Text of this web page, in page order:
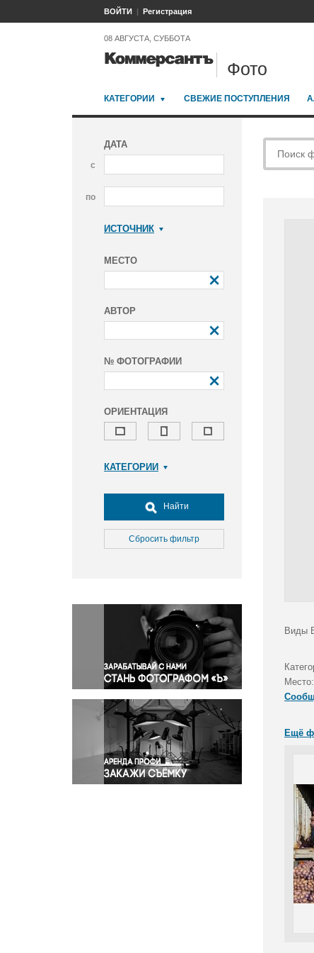
ВОЙТИ Регистрация
08 АВГУСТА, СУББОТА
Фото
КАТЕГОРИИ СВЕЖИЕ ПОСТУПЛЕНИЯ
ДАТА
с
по
ИСТОЧНИК
МЕСТО
АВТОР
№ ФОТОГРАФИИ
ОРИЕНТАЦИЯ
КАТЕГОРИИ
Досуг, туризм и отдых
Культура
Медицина
Окружающая среда
Политика
Правосудие
Происшествия и конфликты
Религия
Светская жизнь
Спорт
Экология
Экономика и бизнес
Найти
Сбросить фильтр
Виды
Место:
Ещё